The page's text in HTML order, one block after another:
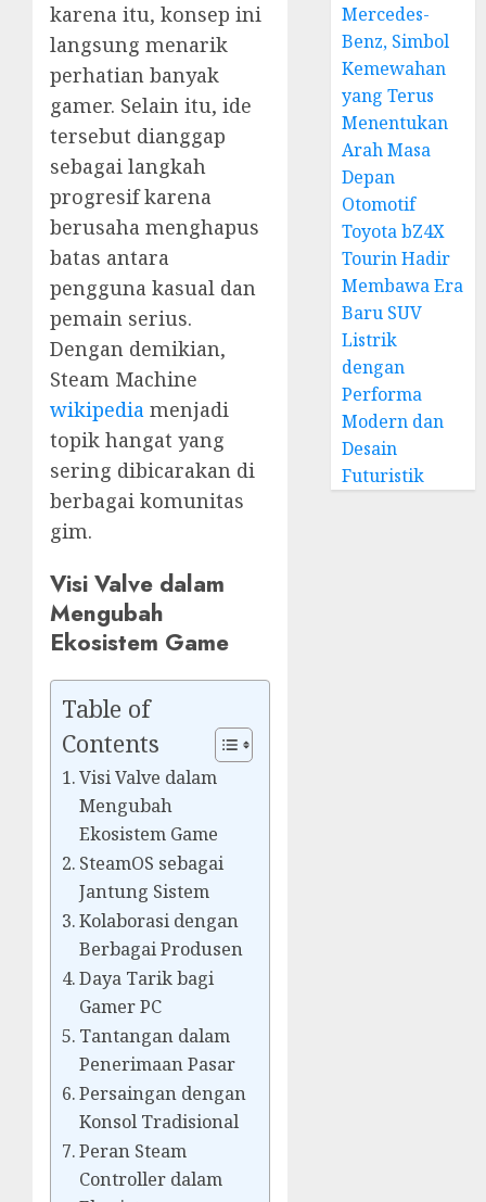
karena itu, konsep ini
langsung menarik
perhatian banyak
gamer. Selain itu, ide
tersebut dianggap
sebagai langkah
progresif karena
berusaha menghapus
batas antara
pengguna kasual dan
pemain serius.
Dengan demikian,
Steam Machine
wikipedia menjadi
topik hangat yang
sering dibicarakan di
berbagai komunitas
gim.
Visi Valve dalam
Mengubah
Ekosistem Game
Table of
Contents
Visi Valve dalam
Mengubah
Ekosistem Game
SteamOS sebagai
Jantung Sistem
Kolaborasi dengan
Berbagai Produsen
Daya Tarik bagi
Gamer PC
Tantangan dalam
Penerimaan Pasar
Persaingan dengan
Konsol Tradisional
Peran Steam
Controller dalam
Mercedes-
Benz, Simbol
Kemewahan
yang Terus
Menentukan
Arah Masa
Depan
Otomotif
Toyota bZ4X
Tourin Hadir
Membawa Era
Baru SUV
Listrik
dengan
Performa
Modern dan
Desain
Futuristik